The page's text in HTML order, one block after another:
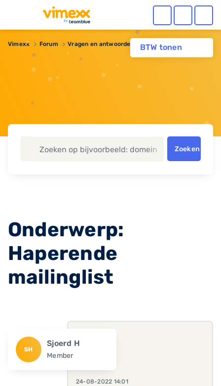
BTW tonen
Vimexx Forum Vragen en antwoorden Haperende mailinglist
Zoeken
Onderwerp:
Haperende
mailinglist
SH
Sjoerd H
Member
24-08-2022 14:01